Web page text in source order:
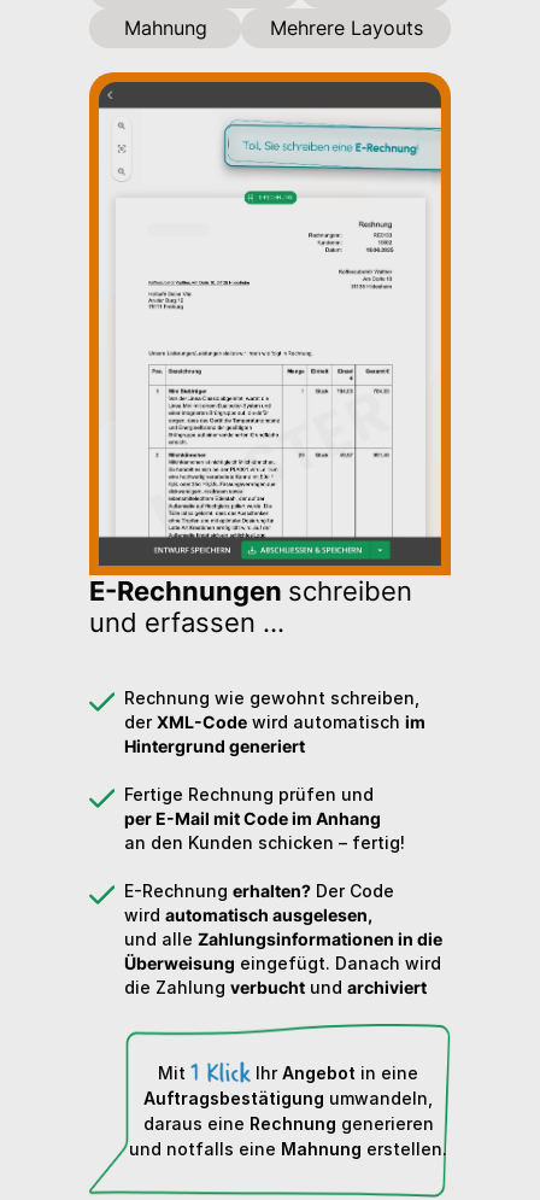
Mit IhrAngebot in eine
Auftragsbestätigung umwandeln,
daraus eine Rechnung generieren
und notfalls eine Mahnung erstellen.
Mahnung
Mehrere Layouts
E-Rechnungen schreiben
und erfassen ...
Rechnung wie gewohnt schreiben,
derXML-Code wird automatisch im
Hintergrund generiert
Fertige Rechnung prüfen und
per E-Mail mit Code im Anhang
an den Kunden schicken – fertig!
E-Rechnung erhalten? Der Code
wird automatisch ausgelesen,
und alle Zahlungsinformationen in die
Überweisung eingefügt. Danach wird
die Zahlung verbucht und archiviert